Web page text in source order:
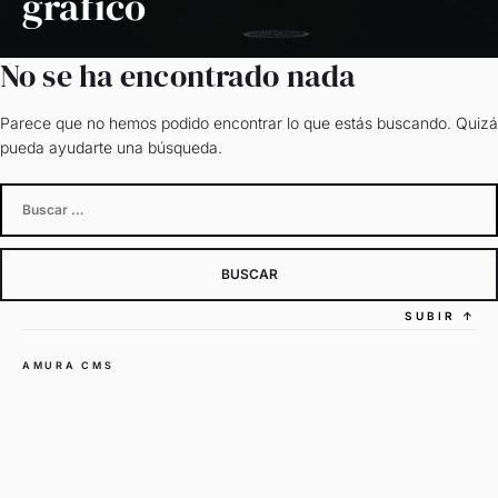
No se ha encontrado nada
Parece que no hemos podido encontrar lo que estás buscando. Quizá
pueda ayudarte una búsqueda.
SUBIR ↑
AMURA CMS